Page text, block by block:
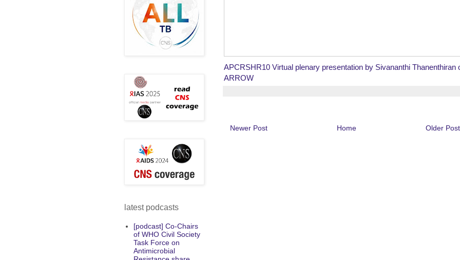
APCRSHR10 Virtual plenary presentation by Sivananthi Thanenthiran
ARROW
Newer Post Older Post
Home
latest podcasts
[podcast] Co-Chairs
of WHO Civil Society
Task Force on
Antimicrobial